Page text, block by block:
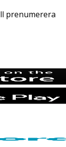
prenumerera